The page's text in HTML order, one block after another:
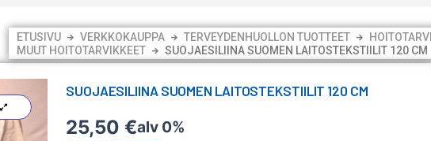
ETUSIVU VERKKOKAUPPA TERVEYDENHUOLLON TUOTTEET
MUUT HOITOTARVIKKEET
SUOJAESILIINA SUOMEN LAITOSTEKSTIILIT 120 CM
SUOJAESILIINA SUOMEN LAITOSTEKSTIILIT 120 CM
25,50€alv 0%